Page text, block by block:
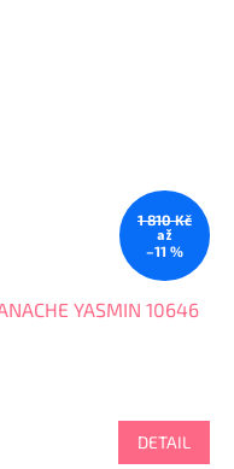
1 810 Kč
až
–11 %
YASMIN 10646
DETAIL